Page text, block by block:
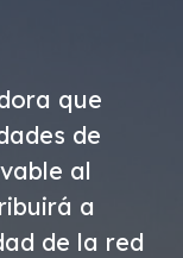
que
de
al
a
de la red